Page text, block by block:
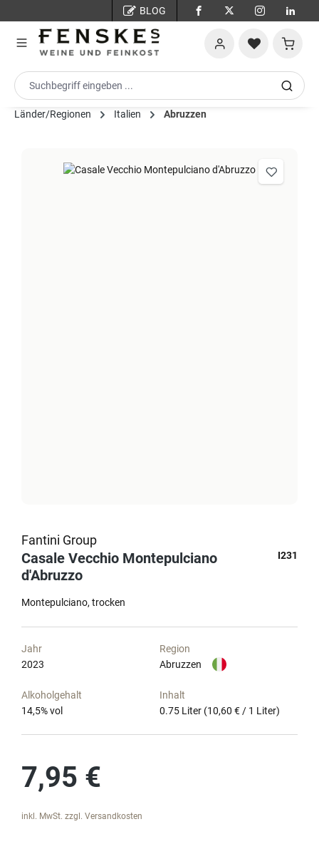
BLOG
Länder/Regionen Italien Abruzzen
Fantini Group
Casale Vecchio Montepulciano
d'Abruzzo
I231
Montepulciano trocken
Jahr
2023
Region
Abruzzen
Alkoholgehalt
14,5% vol
Inhalt
0.75 Liter (10,60 € / 1 Liter)
7,95 €
inkl. MwSt. zzgl. Versandkosten